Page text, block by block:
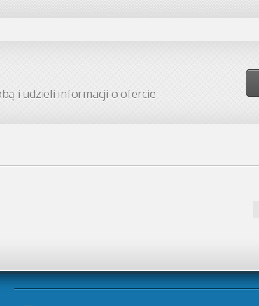
i udzieli informacji o ofercie